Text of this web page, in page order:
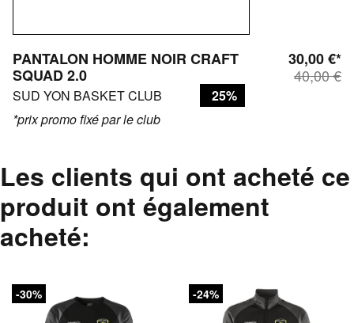
PANTALON HOMME NOIR CRAFT
SQUAD 2.0
SUD YON BASKET CLUB
30,00 €*
40,00 €
25%
*prix promo fixé par le club
Les clients qui ont acheté ce
produit ont également
acheté:
-30% -24%